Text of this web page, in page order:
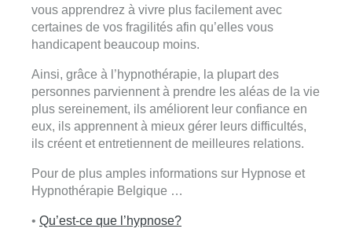
vous apprendrez à vivre plus facilement avec
certaines de vos fragilités afin qu’elles vous
handicapent beaucoup moins.
Ainsi, grâce à l’hypnothérapie, la plupart des
personnes parviennent à prendre les aléas de la vie
plus sereinement, ils améliorent leur confiance en
eux, ils apprennent à mieux gérer leurs difficultés,
ils créent et entretiennent de meilleures relations.
Pour de plus amples informations sur Hypnose et
Hypnothérapie Belgique …
• Qu’est-ce que l’hypnose?